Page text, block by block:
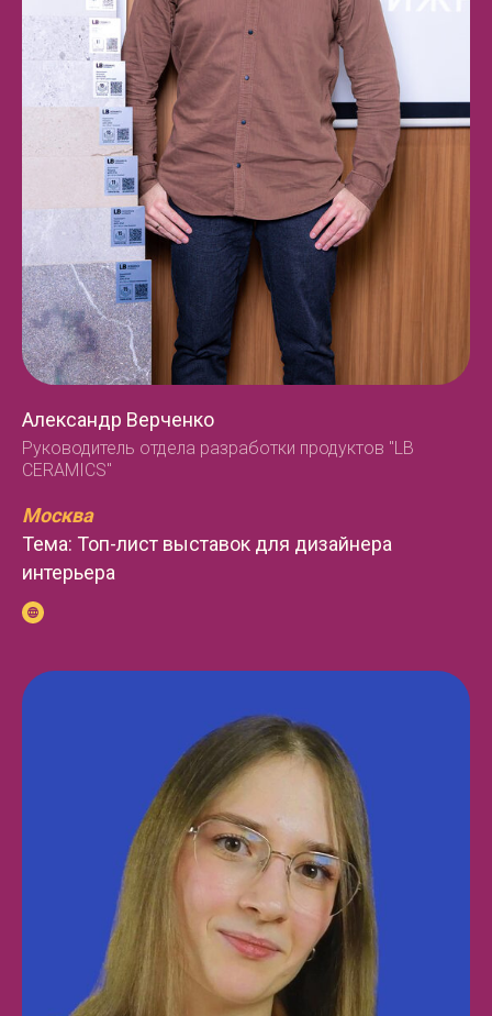
Александр Верченко
Руководитель отдела разработки продуктов "LB
CERAMICS"
Москва
Тема: Топ-лист выставок для дизайнера
интерьера